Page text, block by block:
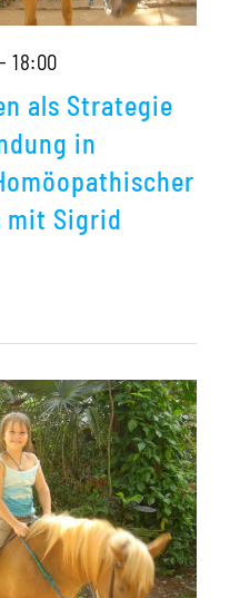
als Strategie
in
mit Sigrid
- 18:00
Superklassen
als
Strategie
bei
–
Homöopathischer
Tonic,
5.
Zyklus
mit